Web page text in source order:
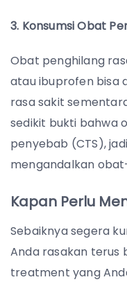
3. Konsumsi Obat
Obat penghilang
atau ibuprofen bisa
rasa sakit
sedikit bukti bahwa
penyebab (CTS),
mengandalkan
Kapan Perlu
Sebaiknya segera
Anda rasakan terus
treatment yang